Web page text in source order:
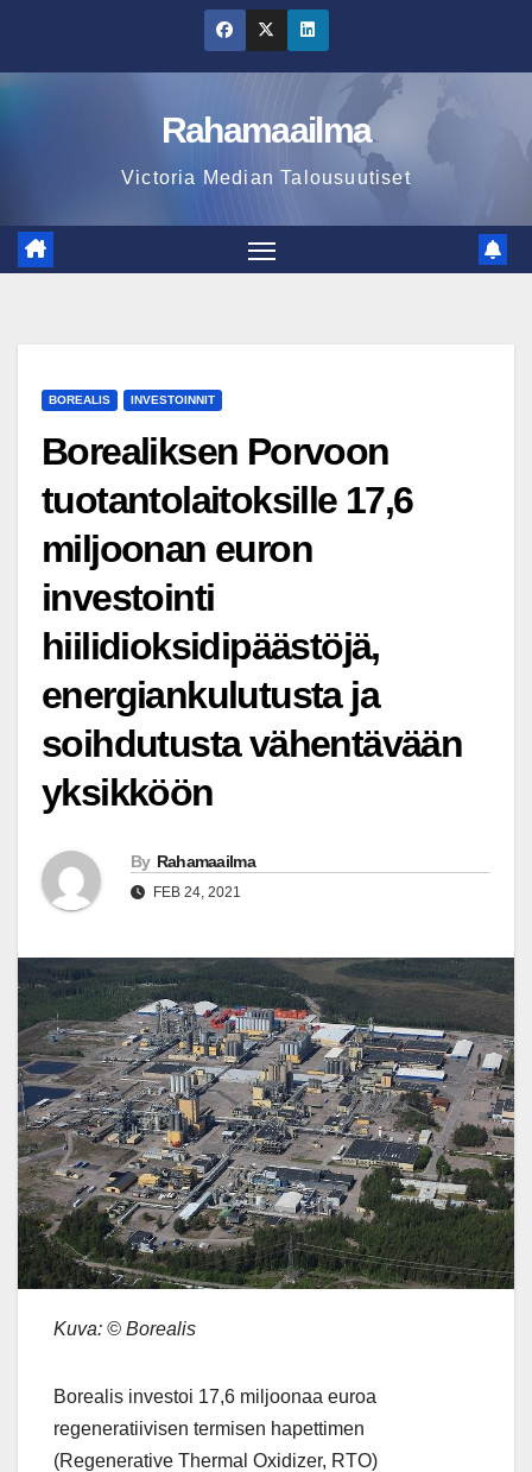
content
Rahamaailma
Victoria Median Talousuutiset
BOREALIS INVESTOINNIT
Borealiksen Porvoon
tuotantolaitoksille 17,6
miljoonan euron
investointi
hiilidioksidipäästöjä,
energiankulutusta ja
soihdutusta vähentävään
yksikköön
By Rahamaailma
FEB 24, 2021
Kuva: © Borealis
Borealis investoi 17,6 miljoonaa euroa
regeneratiivisen termisen hapettimen
(Regenerative Thermal Oxidizer, RTO)